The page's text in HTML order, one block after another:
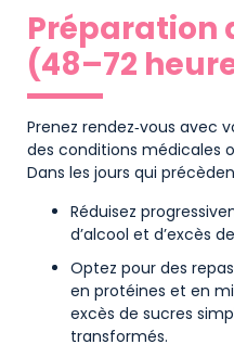
Préparation
(48–72
Prenez rendez‑vous avec
des conditions médicales
Dans les jours qui
Réduisez
d’alcool et d’excès
Optez pour des
en protéines et en
excès de sucres
transformés.